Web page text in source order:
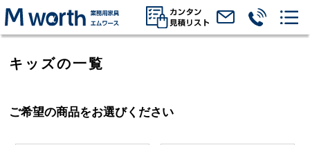
キッズの一覧
ご希望の商品をお選びください